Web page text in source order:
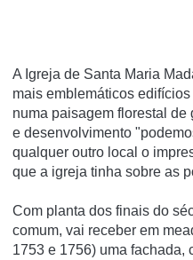
A Igreja de Santa Maria
mais emblemáticos
numa paisagem florestal
e desenvolvimento
qualquer outro local o
que a igreja tinha sobre as
Com planta dos finais do
comum, vai receber em
1753 e 1756) uma fachada,